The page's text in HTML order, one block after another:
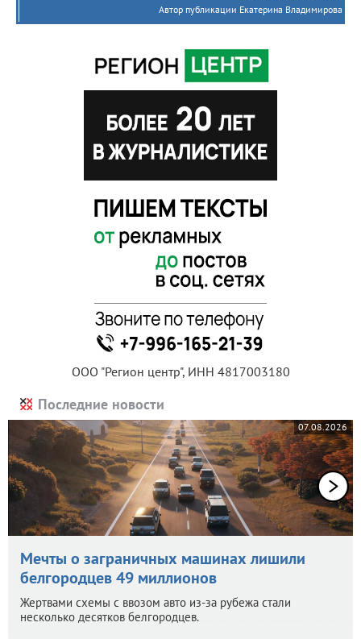
Автор публикации Екатерина Владимирова
ООО "Регион центр", ИНН 4817003180
Последние новости
07.08.2026
Мечты о заграничных машинах лишили
белгородцев 49 миллионов
Жертвами схемы с ввозом авто из-за рубежа стали
несколько десятков белгородцев.